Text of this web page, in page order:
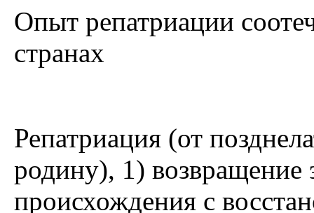
Опыт репатриации
странах
Репатриация (от
родину), 1) возвращение
происхождения с